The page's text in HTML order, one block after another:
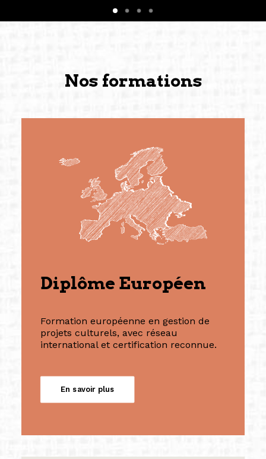
Nos formations
Diplôme Européen
Formation européenne en gestion de
projets culturels, avec réseau
international et certification reconnue.
En savoir plus